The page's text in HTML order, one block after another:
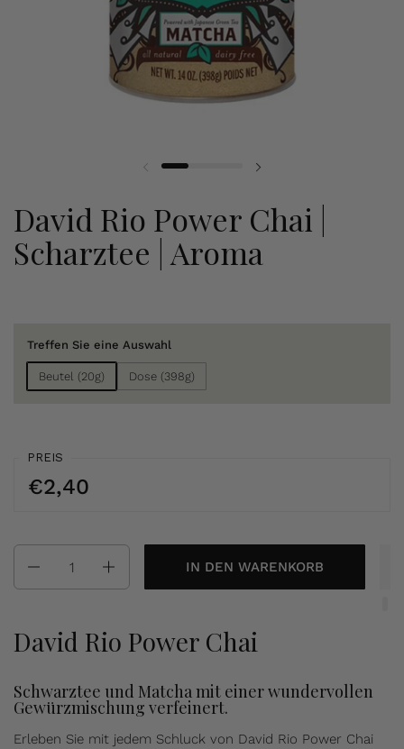
David Rio Power Chai |
Scharztee | Aroma
Treffen Sie eine Auswahl
Beutel (20g) Dose (398g)
PREIS
€2,40
IN DEN WARENKORB
David Rio Power Chai
Schwarztee und Matcha mit einer wundervollen
Gewürzmischung verfeinert.
Erleben Sie mit jedem Schluck von David Rio Power Chai